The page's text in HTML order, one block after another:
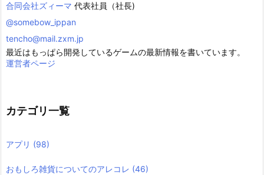
合同会社ズィーマ 代表社員（社長)
@somebow_ippan
tencho@mail.zxm.jp
最近はもっぱら開発しているゲームの最新情報を書いています。
運営者ページ
カテゴリ一覧
アプリ (98)
おもしろ雑貨についてのアレコレ (46)